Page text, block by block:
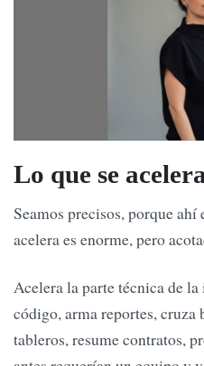
Lo que se
Seamos precisos, porque
acelera es enorme, pero
Acelera la parte técnica de
código, arma reportes, cruza
tableros, resume contratos,